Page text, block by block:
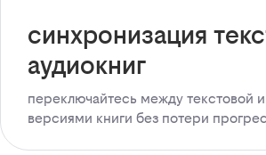
синхронизация
аудиокниг
переключайтесь между текстовой
версиями книги без потери